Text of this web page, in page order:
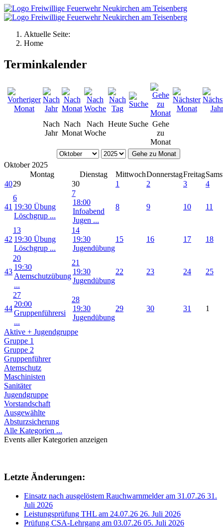
Aktuelle Seite:
Home
Terminkalender
Nach
Jahr
Nach
Monat
Nach
Woche
Heute Suche Gehe
zu
Monat
Gehe zu Monat
Oktober 2025
Montag
Dienstag MittwochDonnerstagFreitag
4029 30 1 2 3 4
41
6
19:30 Übung
Löschgrup ...
7
18:00
Infoabend
Jugen ...
8 9 10 11
42
13
19:30 Übung
Löschgrup ...
14
19:30
Jugendübung
15 16 17 18
43
20
19:30
Atemschutzübung
...
21
19:30
Jugendübung
22 23 24 25
44
27
20:00
Gruppenführersi
...
28
19:30
Jugendübung
29 30 31 1
Aktive + Jugendgruppe
Gruppe 1
Gruppe 2
Gruppenführer
Atemschutz
Maschinisten
Sanitäter
Jugendgruppe
Vorstandschaft
Ausgewählte
Absturzsicherung
Alle Kategorien ...
Events aller Kategorien anzeigen
Letzte Änderungen:
Einsatz nach ausgelöstem Rauchwarnmelder am 31.07.26 31.
Juli 2026
Leistungsprüfung THL am 24.07.26 26. Juli 2026
Prüfung CSA-Lehrgang am 03.07.26 05. Juli 2026